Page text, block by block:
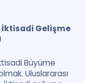
Gelişme
Büyüme
Uluslararası